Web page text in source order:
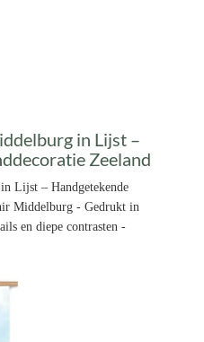
in Lijst –
Zeeland
Lijst – Handgetekende
Middelburg - Gedrukt in
en diepe contrasten -